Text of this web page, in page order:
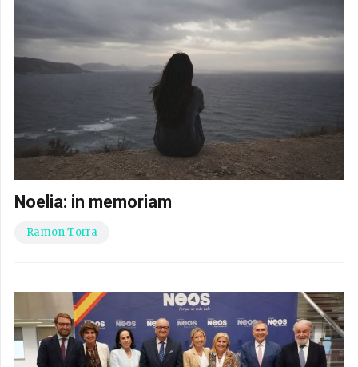
Noelia: in memoriam
Ramon Torra